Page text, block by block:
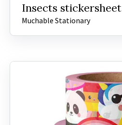
Insects stickersheet
Muchable Stationary